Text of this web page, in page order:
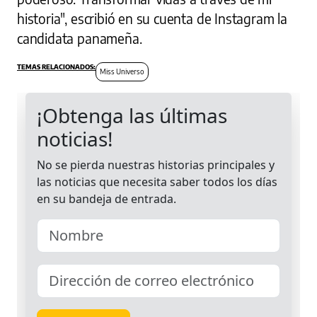
historia", escribió en su cuenta de Instagram la
candidata panameña.
Miss Universo